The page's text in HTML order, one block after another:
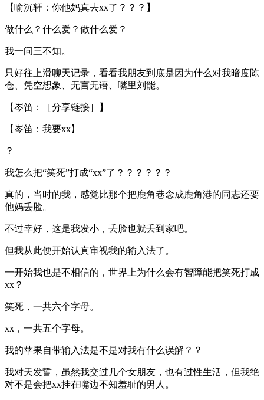
【喻沉轩：你他妈真去xx了？？？】
做什么？什么爱？做什么爱？
我一问三不知。
只好往上滑聊天记录，看看我朋友到底是因为什么对我暗度陈
仓、凭空想象、无言无语、嘴里刘能。
【岑笛：［分享链接］】
【岑笛：我要xx】
？
我怎么把“笑死”打成“xx”了？？？？？？
真的，当时的我，感觉比那个把鹿角巷念成鹿角港的同志还要
他妈丢脸。
不过幸好，这是我发小，丢脸也就丢到家吧。
但我从此便开始认真审视我的输入法了。
一开始我也是不相信的，世界上为什么会有智障能把笑死打成
xx？
笑死，一共六个字母。
xx，一共五个字母。
我的苹果自带输入法是不是对我有什么误解？？
我对天发誓，虽然我交过几个女朋友，也有过性生活，但我绝
对不是会把xx挂在嘴边不知羞耻的男人。